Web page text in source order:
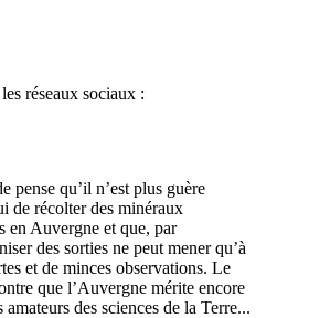
réseaux sociaux :
pense qu’il n’est plus guère
de récolter des minéraux
en Auvergne et que, par
des sorties ne peut mener qu’à
et de minces observations. Le
que l’Auvergne mérite encore
amateurs des sciences de la Terre...